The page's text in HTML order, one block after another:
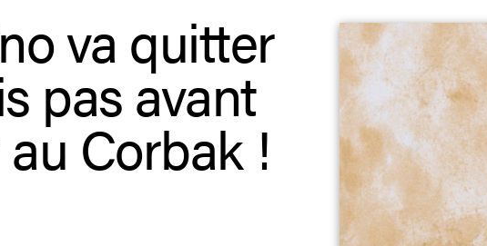
va quitter
pas avant
Corbak !